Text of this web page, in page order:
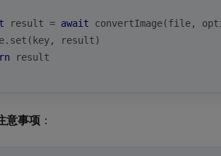
result = await convertImage(file,
result)
result
意事项 ：